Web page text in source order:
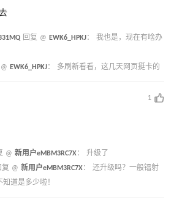
回复 @ EWK6_HPKJ： 我也是，现在有啥办
EWK6_HPKJ： 多刷新看看，这几天网页挺卡的
1
@ 新用户eMBM3RC7X： 升级了
复 @ 新用户eMBM3RC7X： 还升级吗？一般镭射
道是多少啦！